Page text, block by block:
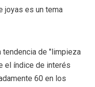
joyas es un tema
tendencia de "limpieza
el índice de interés
60 en los